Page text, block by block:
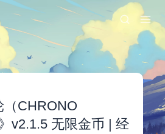
（CHRONO
v2.1.5 无限金币 | 经